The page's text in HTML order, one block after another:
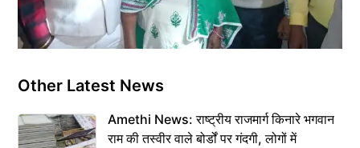
Other Latest News
Amethi News: राष्ट्रीय राजमार्ग किनारे भगवान
राम की तस्वीर वाले बोर्डों पर गंदगी, लोगों में